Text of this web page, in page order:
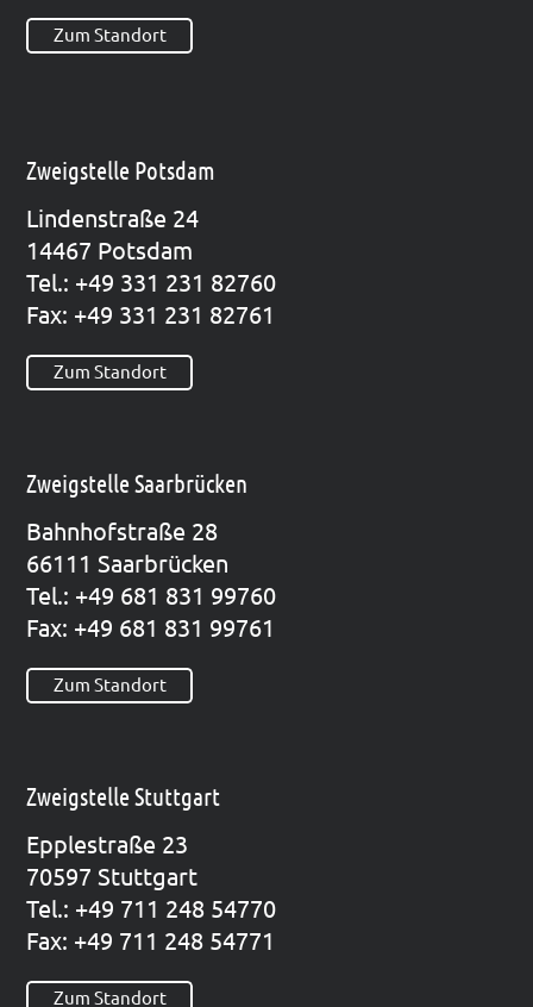
Zum Standort
Zweigstelle Potsdam
Lin­den­stra­ße 24
14467 Pots­dam
Tel.: +49 331 231 82760
Fax: +49 331 231 82761
Zum Standort
Zweigstelle Saarbrücken
Bahn­hof­stra­ße 28
66111 Saar­brü­cken
Tel.: +49 681 831 99760
Fax: +49 681 831 99761
Zum Standort
Zweigstelle Stuttgart
Epp­le­straße 23
70597 Stutt­gart
Tel.: +49 711 248 54770
Fax: +49 711 248 54771
Zum Standort